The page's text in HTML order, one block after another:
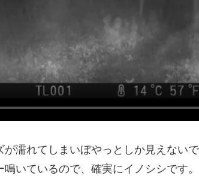
が濡れてしまいぼやっとしか見えない
鳴いているので、確実にイノシシです